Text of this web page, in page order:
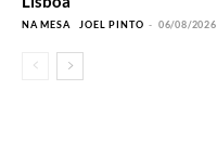
NA MESA JOEL PINTO - 06/08/2026